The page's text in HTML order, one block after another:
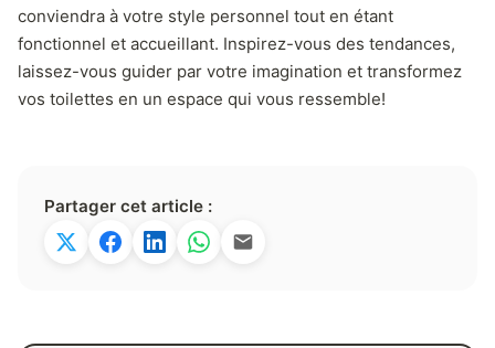
conviendra à votre style personnel tout en étant
fonctionnel et accueillant. Inspirez-vous des tendances,
laissez-vous guider par votre imagination et transformez
vos toilettes en un espace qui vous ressemble!
Partager cet article :